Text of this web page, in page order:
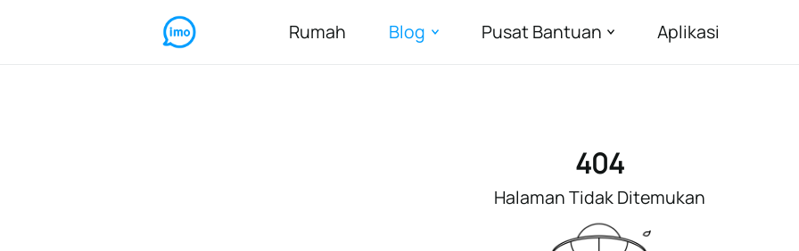
Rumah Blog Pusat Bantuan Aplikasi
404
Halaman Tidak Ditemukan